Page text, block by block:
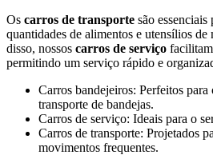
Os carros de transporte são essenciais
quantidades de alimentos e utensílios
disso, nossos carros de serviço
permitindo um serviço rápido e
Carros bandejeiros: Perfeitos para
transporte de bandejas.
Carros de serviço: Ideais para o
Carros de transporte: Projetados
movimentos frequentes.